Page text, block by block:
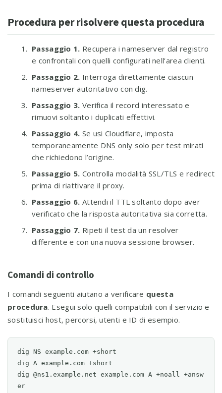
Procedura per risolvere questa procedura
Passaggio 1. Recupera i nameserver dal registro
e confrontali con quelli configurati nell’area clienti.
Passaggio 2. Interroga direttamente ciascun
nameserver autoritativo con dig.
Passaggio 3. Verifica il record interessato e
rimuovi soltanto i duplicati effettivi.
Passaggio 4. Se usi Cloudflare, imposta
temporaneamente DNS only solo per test mirati
che richiedono l’origine.
Passaggio 5. Controlla modalità SSL/TLS e redirect
prima di riattivare il proxy.
Passaggio 6. Attendi il TTL soltanto dopo aver
verificato che la risposta autoritativa sia corretta.
Passaggio 7. Ripeti il test da un resolver
differente e con una nuova sessione browser.
Comandi di controllo
I comandi seguenti aiutano a verificare questa
procedura. Esegui solo quelli compatibili con il servizio e
sostituisci host, percorsi, utenti e ID di esempio.
dig NS example.com +short
dig A example.com +short
dig @ns1.example.net example.com A +noall +answ
er